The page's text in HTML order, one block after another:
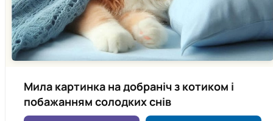
Мила картинка на добраніч з котиком і
побажанням солодких снів